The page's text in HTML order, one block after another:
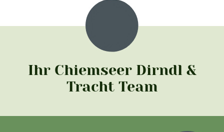
Ihr Chiemseer Dirndl &
Tracht Team